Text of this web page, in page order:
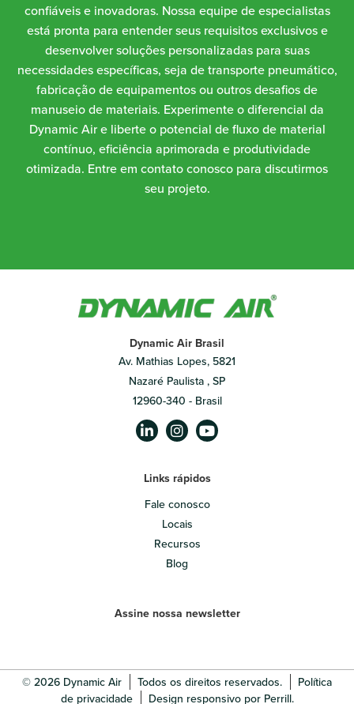
confiáveis e inovadoras. Nossa equipe de especialistas
está pronta para entender seus requisitos exclusivos e
desenvolver soluções personalizadas para suas
necessidades específicas, seja de transporte pneumático,
fabricação de equipamentos ou outros desafios de
manuseio de materiais. Experimente o diferencial da
Dynamic Air e liberte o potencial de fluxo de material
contínuo, eficiência aprimorada e produtividade
otimizada. Entre em contato conosco para discutirmos
seu projeto.
Dynamic Air Brasil
Av. Mathias Lopes, 5821
Nazaré Paulista , SP
12960-340 - Brasil
Links rápidos
Fale conosco
Locais
Recursos
Blog
Assine nossa newsletter
© 2026 Dynamic Air Todos os direitos reservados.
Política
de privacidade
Design responsivo por Perrill.